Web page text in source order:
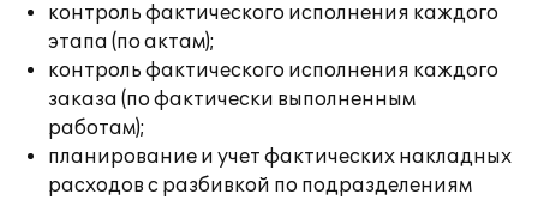
контроль фактического исполнения каждого
этапа (по актам);
контроль фактического исполнения каждого
заказа (по фактически выполненным
работам);
планирование и учет фактических накладных
расходов с разбивкой по подразделениям